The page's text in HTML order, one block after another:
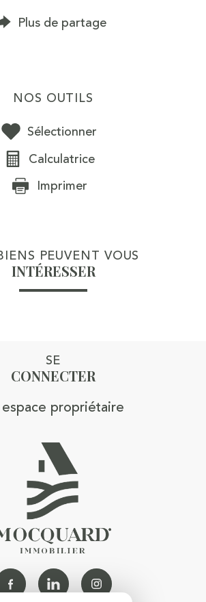
Plus de partage
NOS OUTILS
Sélectionner
Calculatrice
Imprimer
PEUVENT VOUS
INTÉRESSER
SE
CONNECTER
espace propriétaire